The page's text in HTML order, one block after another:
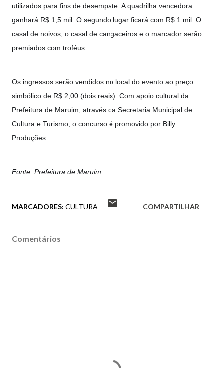
utilizados para fins de desempate. A quadrilha vencedora
ganhará R$ 1,5 mil. O segundo lugar ficará com R$ 1 mil. O
casal de noivos, o casal de cangaceiros e o marcador serão
premiados com troféus.
Os ingressos serão vendidos no local do evento ao preço
simbólico de R$ 2,00 (dois reais). Com apoio cultural da
Prefeitura de Maruim, através da Secretaria Municipal de
Cultura e Turismo, o concurso é promovido por Billy
Produções.
Fonte: Prefeitura de Maruim
MARCADORES: CULTURA COMPARTILHAR
Comentários